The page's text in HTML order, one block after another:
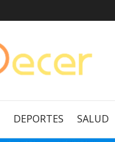
DEPORTES SALUD